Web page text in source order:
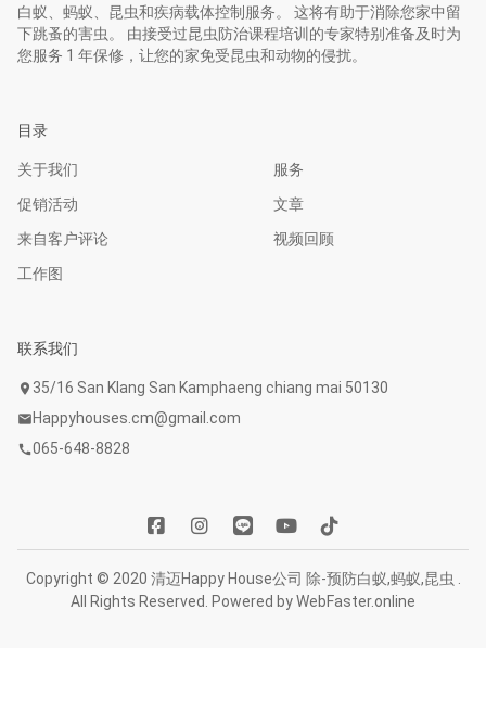
白蚁、蚂蚁、昆虫和疾病载体控制服务。 这将有助于消除您家中留
下跳蚤的害虫。 由接受过昆虫防治课程培训的专家特别准备及时为
您服务 1 年保修，让您的家免受昆虫和动物的侵扰。
目录
关于我们
服务
促销活动
文章
来自客户评论
视频回顾
工作图
联系我们
location_on 35/16 San Klang San Kamphaeng chiang mai 50130
mail Happyhouses.cm@gmail.com
call065-648-8828
Copyright © 2020 清迈Happy House公司 除-预防白蚁,蚂蚁,昆虫 .
All Rights Reserved. Powered byWebFaster.online